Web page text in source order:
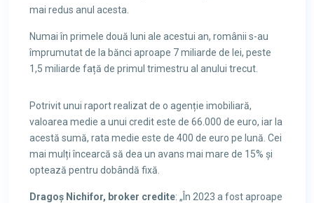
mai redus anul acesta.
Numai în primele două luni ale acestui an, românii s-au
împrumutat de la bănci aproape 7 miliarde de lei, peste
1,5 miliarde față de primul trimestru al anului trecut.
Potrivit unui raport realizat de o agenție imobiliară,
valoarea medie a unui credit este de 66.000 de euro, iar la
acestă sumă, rata medie este de 400 de euro pe lună. Cei
mai mulți încearcă să dea un avans mai mare de 15% și
optează pentru dobândă fixă.
Dragoș Nichifor, broker credite: „În 2023 a fost aproape